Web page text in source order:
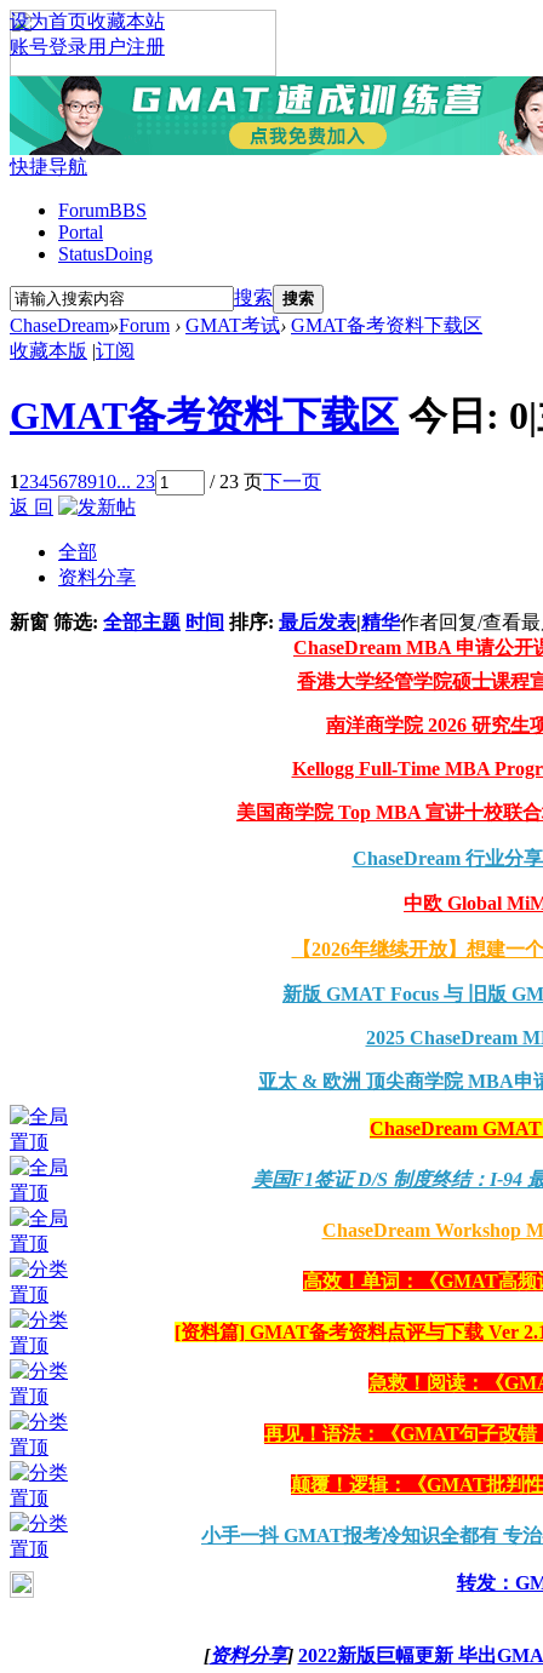
设为首页收藏本站
账号登录用户注册
快捷导航
ForumBBS
Portal
StatusDoing
搜索 搜索
ChaseDream»Forum › GMAT考试› GMAT备考资料下载区
收藏本版 |订阅
GMAT备考资料下载区 今日: 0|
12345678910... 23 / 23 页下一页
返 回
全部
资料分享
新窗 筛选: 全部主题 时间 排序: 最后发表|精华作者回复/查看
ChaseDream MBA 申请公开
香港大学经管学院硕士课程
南洋商学院 2026 研究生
Kellogg Full-Time MBA
美国商学院 Top MBA 宣讲十校联
ChaseDream 行业分
中欧 Global
【2026年继续开放】想建一
新版 GMAT Focus 与 旧版
2025 ChaseDream
亚太 & 欧洲 顶尖商学院 MBA申
ChaseDream
美国F1签证 D/S 制度终结：I-94
ChaseDream Workshop
高效！单词：《GMAT高
[资料篇] GMAT备考资料点评与下载 Ver
急救！阅读：《
再见！语法：《GMAT句子改错
颠覆！逻辑：《GMAT批判
小手一抖 GMAT报考冷知识全都有 专
转发：
[资料分享] 2022新版巨幅更新 毕出